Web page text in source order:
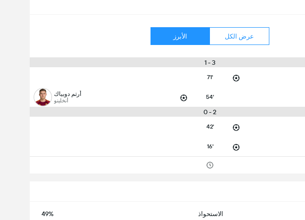
عرض الكل الأبرز
3 - 1
71'
54' أرتم دوبياك
أنخلينو
2 - 0
42'
16'
الاستحواذ 49%